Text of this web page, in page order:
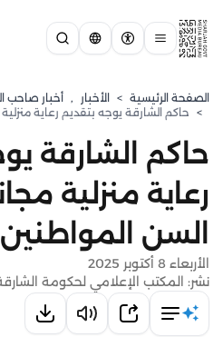
الصفحة الرئيسية > الأخبار , أخبار صاحب
> حاكم الشارقة يوجه بتقديم رعاية
حاكم الشارقة
رعاية منزلية
السن المواطنين
الأربعاء 8 أكتوبر 2025
نشر: المكتب الإعلامي لحكومة